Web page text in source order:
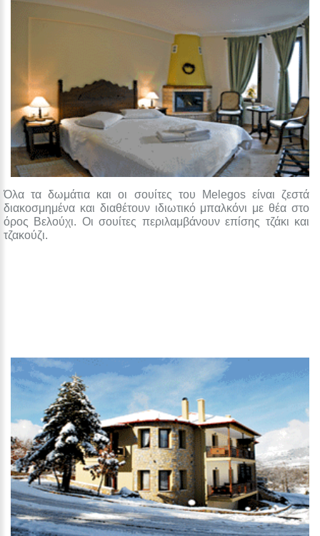
Όλα τα δωμάτια και οι σουίτες του Melegos είναι ζεστά
διακοσμημένα και διαθέτουν ιδιωτικό μπαλκόνι με θέα στο
όρος Βελούχι. Οι σουίτες περιλαμβάνουν επίσης τζάκι και
τζακούζι.